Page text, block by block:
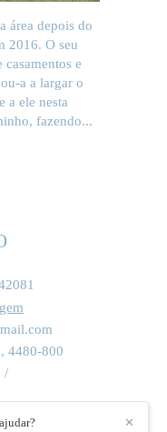
área depois do
2016. O seu
e
a a largar o
a ele nesta
fazendo...
4480-800
/
✕